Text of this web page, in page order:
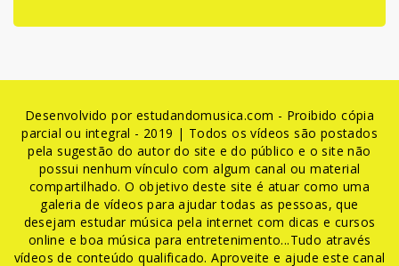
Desenvolvido por estudandomusica.com - Proibido cópia
parcial ou integral - 2019 | Todos os vídeos são postados
pela sugestão do autor do site e do público e o site não
possui nenhum vínculo com algum canal ou material
compartilhado. O objetivo deste site é atuar como uma
galeria de vídeos para ajudar todas as pessoas, que
desejam estudar música pela internet com dicas e cursos
online e boa música para entretenimento...Tudo através
vídeos de conteúdo qualificado. Aproveite e ajude este canal